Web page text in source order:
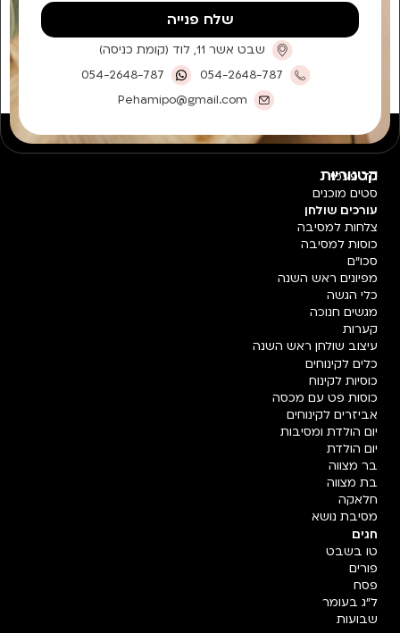
שלח פנייה
שבט אשר 11, לוד (קומת כניסה)
054-2648-787
054-2648-787
Pehamipo@gmail.com
קטגוריות
חד פעמי
סטים מוכנים
עורכים שולחן
צלחות למסיבה
כוסות למסיבה
סכו"ם
מפיונים ראש השנה
כלי הגשה
מגשים חנוכה
קערות
עיצוב שולחן ראש השנה
כלים לקינוחים
כוסיות לקינוח
כוסות פט עם מכסה
אביזרים לקינוחים
יום הולדת ומסיבות
יום הולדת
בר מצווה
בת מצווה
חלאקה
מסיבת נושא
חגים
טו בשבט
פורים
פסח
ל"ג בעומר
שבועות